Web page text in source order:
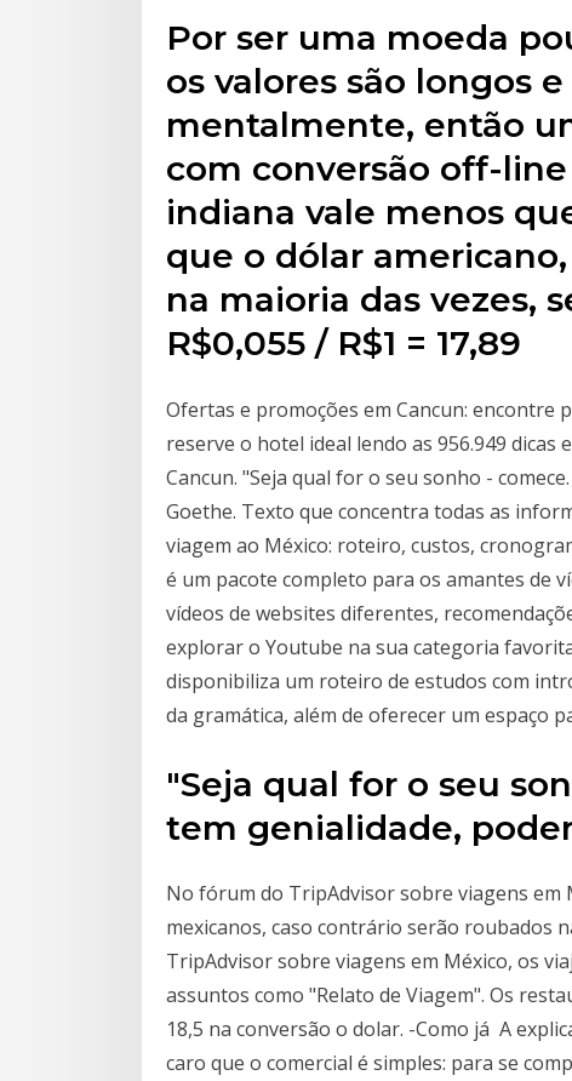
Por ser uma moeda
os valores são longos
mentalmente, então
com conversão off-
indiana vale menos
que o dólar
na maioria das vezes,
R$0,055 / R$1 = ₹17,89
Ofertas e promoções em Cancun: encontre
reserve o hotel ideal lendo as 956.949
Cancun. "Seja qual for o seu sonho -
Goethe. Texto que concentra todas as
viagem ao México: roteiro, custos,
é um pacote completo para os amantes de
vídeos de websites diferentes,
explorar o Youtube na sua categoria
disponibiliza um roteiro de estudos com
da gramática, além de oferecer um espaço
"Seja qual for o seu
tem genialidade,
No fórum do TripAdvisor sobre viagens em
mexicanos, caso contrário serão roubados
TripAdvisor sobre viagens em México, os
assuntos como "Relato de Viagem". Os
18,5 na conversão o dolar. -Como já A
caro que o comercial é simples: para se